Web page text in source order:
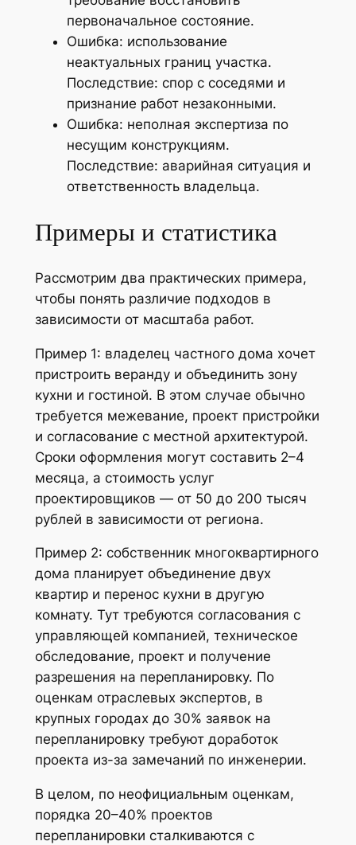
первоначальное состояние.
Ошибка: использование
неактуальных границ участка.
Последствие: спор с соседями и
признание работ незаконными.
Ошибка: неполная экспертиза по
несущим конструкциям.
Последствие: аварийная ситуация и
ответственность владельца.
Примеры и статистика
Рассмотрим два практических примера,
чтобы понять различие подходов в
зависимости от масштаба работ.
Пример 1: владелец частного дома хочет
пристроить веранду и объединить зону
кухни и гостиной. В этом случае обычно
требуется межевание, проект пристройки
и согласование с местной архитектурой.
Сроки оформления могут составить 2–4
месяца, а стоимость услуг
проектировщиков — от 50 до 200 тысяч
рублей в зависимости от региона.
Пример 2: собственник многоквартирного
дома планирует объединение двух
квартир и перенос кухни в другую
комнату. Тут требуются согласования с
управляющей компанией, техническое
обследование, проект и получение
разрешения на перепланировку. По
оценкам отраслевых экспертов, в
крупных городах до 30% заявок на
перепланировку требуют доработок
проекта из-за замечаний по инженерии.
В целом, по неофициальным оценкам,
порядка 20–40% проектов
перепланировки сталкиваются с